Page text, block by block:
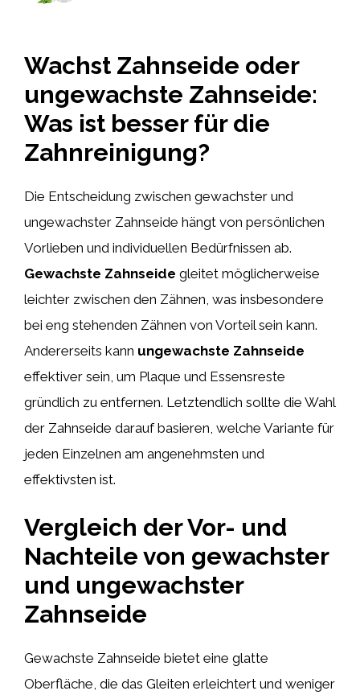
Wachst Zahnseide oder
ungewachste Zahnseide:
Was ist besser für die
Zahnreinigung?
Die Entscheidung zwischen gewachster und
ungewachster Zahnseide hängt von persönlichen
Vorlieben und individuellen Bedürfnissen ab.
Gewachste Zahnseide gleitet möglicherweise
leichter zwischen den Zähnen, was insbesondere
bei eng stehenden Zähnen von Vorteil sein kann.
Andererseits kann ungewachste Zahnseide
effektiver sein, um Plaque und Essensreste
gründlich zu entfernen. Letztendlich sollte die Wahl
der Zahnseide darauf basieren, welche Variante für
jeden Einzelnen am angenehmsten und
effektivsten ist.
Vergleich der Vor- und
Nachteile von gewachster
und ungewachster
Zahnseide
Gewachste Zahnseide bietet eine glatte
Oberfläche, die das Gleiten erleichtert und weniger